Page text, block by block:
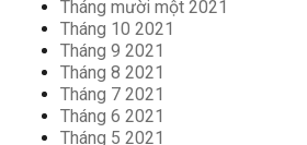
Tháng mười một 2021
Tháng 10 2021
Tháng 9 2021
Tháng 8 2021
Tháng 7 2021
Tháng 6 2021
Tháng 5 2021